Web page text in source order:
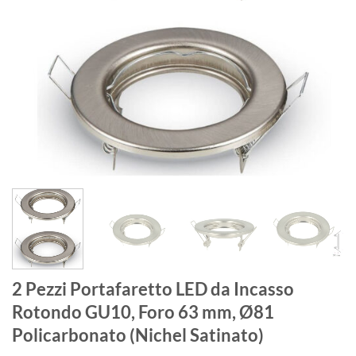
2 Pezzi Portafaretto LED da Incasso
Rotondo GU10, Foro 63 mm, Ø81
Policarbonato (Nichel Satinato)